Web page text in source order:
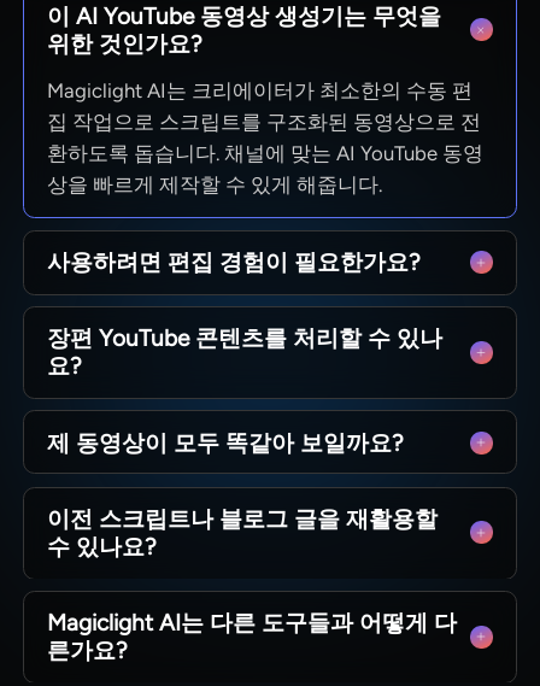
이 AI YouTube 동영상 생성기는 무엇을
위한 것인가요?
Magiclight AI는 크리에이터가 최소한의 수동 편
집 작업으로 스크립트를 구조화된 동영상으로 전
환하도록 돕습니다. 채널에 맞는 AI YouTube 동영
상을 빠르게 제작할 수 있게 해줍니다.
사용하려면 편집 경험이 필요한가요?
아니요, 인터페이스가 장면, 속도 조절, 내보내기
결정을 안내합니다. Magiclight AI는 AI YouTube
동영상 생성기로 작동하여 여러분은 아이디어에
집중할 수 있습니다.
장편 YouTube 콘텐츠를 처리할 수 있나
요?
네. Magiclight AI는 긴 스크립트를 지원하며 전체
에피소드에 걸쳐 일정한 속도를 유지합니다. 추가
도구 없이 최대 50분의 심층 분석 동영상을 제작
하는 데 도움이 됩니다.
제 동영상이 모두 똑같아 보일까요?
다양한 콘텐츠 유형에 따라 스타일, 음성, 구조를
선택할 수 있습니다. Magiclight AI는 각 시리즈가
고유한 정체성과 톤을 유지하도록 합니다.
이전 스크립트나 블로그 글을 재활용할
수 있나요?
네. 기존 텍스트를 붙여넣고 섹션을 새로운 장면으
로 매핑할 수 있습니다. Magiclight AI는 과거 글을
빠르게 새로운 동영상으로 바꿔줍니다.
Magiclight AI는 다른 도구들과 어떻게 다
른가요?